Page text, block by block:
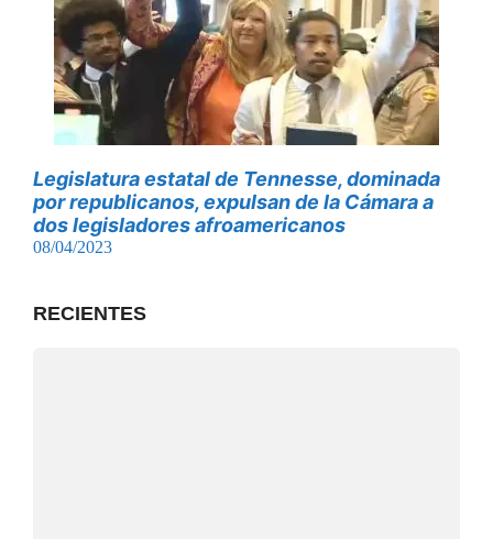
Legislatura estatal de Tennesse, dominada
por republicanos, expulsan de la Cámara a
dos legisladores afroamericanos
08/04/2023
RECIENTES